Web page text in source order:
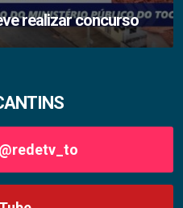
realizar concurso